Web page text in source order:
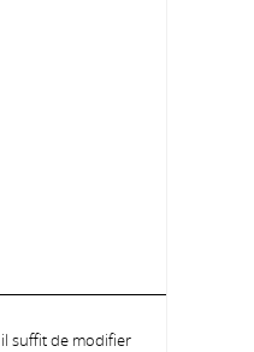
suffit de modifier